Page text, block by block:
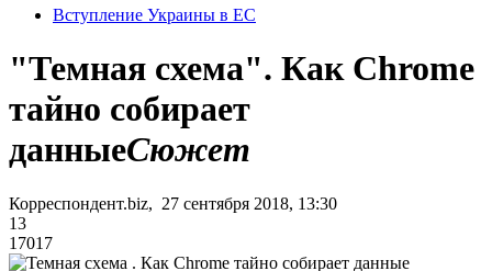
Вступление Украины в ЕС
"Темная схема". Как Chrome
тайно собирает
данныеСюжет
Корреспондент.biz, 27 сентября 2018, 13:30
13
17017